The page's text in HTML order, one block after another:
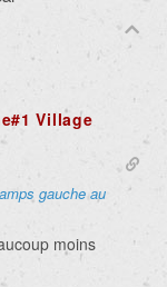
Village
gauche au
moins